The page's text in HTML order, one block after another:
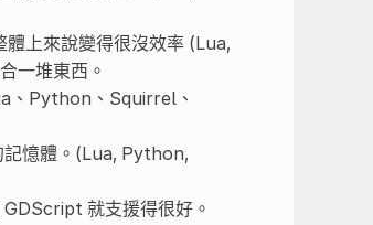
上來說變得很沒效率 (Lua,
一堆東西。
、Python、Squirrel、
憶體。(Lua, Python,
就支援得很好。